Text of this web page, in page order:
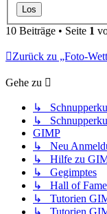
10 Beiträge • Seite 1
Zurück zu „Foto-
Gehe zu
↳
↳
GIMP
↳ Neu
↳ Hilfe zu
↳ Gegimptes
↳ Hall of Fame
↳ Tutorien
↳ Tutorien